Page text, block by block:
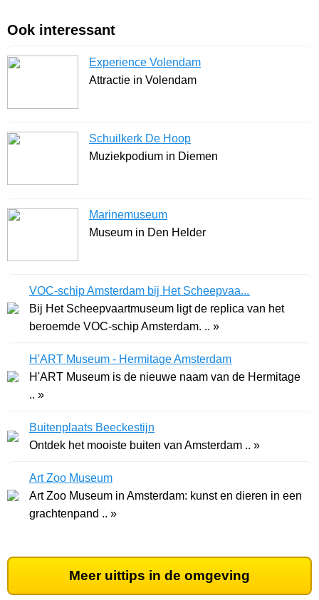
Ook interessant
Experience Volendam
Attractie in Volendam
Schuilkerk De Hoop
Muziekpodium in Diemen
Marinemuseum
Museum in Den Helder
VOC-schip Amsterdam bij Het Scheepvaa...
Bij Het Scheepvaartmuseum ligt de replica van het
beroemde VOC-schip Amsterdam. .. »
H'ART Museum - Hermitage Amsterdam
H'ART Museum is de nieuwe naam van de Hermitage
.. »
Buitenplaats Beeckestijn
Ontdek het mooiste buiten van Amsterdam .. »
Art Zoo Museum
Art Zoo Museum in Amsterdam: kunst en dieren in een
grachtenpand .. »
Meer uittips in de omgeving